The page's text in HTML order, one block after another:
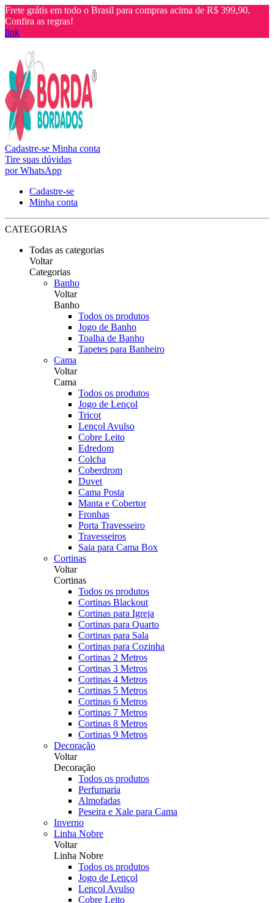
Frete grátis em todo o Brasil para compras acima de R$ 399,90.
Confira as regras!
link
Cadastre-se Minha conta
Tire suas dúvidas
por WhatsApp
Cadastre-se
Minha conta
CATEGORIAS
Todas as categorias
Voltar
Categorias
Banho
Voltar
Banho
Todos os produtos
Jogo de Banho
Toalha de Banho
Tapetes para Banheiro
Cama
Voltar
Cama
Todos os produtos
Jogo de Lençol
Tricot
Lençol Avulso
Cobre Leito
Edredom
Colcha
Coberdrom
Duvet
Cama Posta
Manta e Cobertor
Fronhas
Porta Travesseiro
Travesseiros
Saia para Cama Box
Cortinas
Voltar
Cortinas
Todos os produtos
Cortinas Blackout
Cortinas para Igreja
Cortinas para Quarto
Cortinas para Sala
Cortinas para Cozinha
Cortinas 2 Metros
Cortinas 3 Metros
Cortinas 4 Metros
Cortinas 5 Metros
Cortinas 6 Metros
Cortinas 7 Metros
Cortinas 8 Metros
Cortinas 9 Metros
Decoração
Voltar
Decoração
Todos os produtos
Perfumaria
Almofadas
Peseira e Xale para Cama
Inverno
Linha Nobre
Voltar
Linha Nobre
Todos os produtos
Jogo de Lençol
Lençol Avulso
Cobre Leito